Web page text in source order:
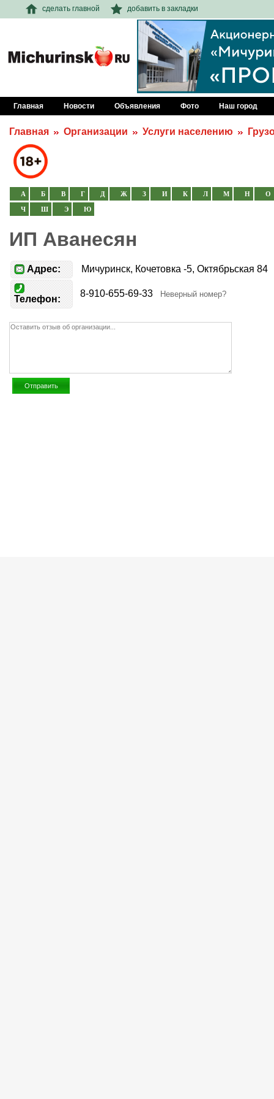
сделать главной добавить в закладки
Главная Новости Объявления Фото Наш город
Главная Организации Услуги населению
А Б В Г Д Ж З И К Л М Н О
Ч Ш Э Ю
ИП Аванесян
Адрес: Мичуринск, Кочетовка -5, Октябрьская 84
Телефон:
8-910-655-69-33 Неверный номер?